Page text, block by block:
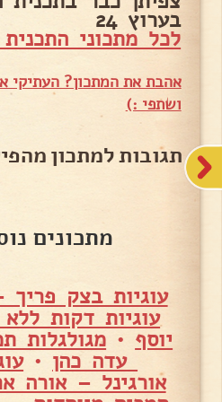
בערוץ 24
לכל מתכוני
אהבת את המתכון? העתיקי
ושתפי :)
תגובות למתכון
מתכונים
עוגיות בצק
עוגיות דקות
יוסף • מגולגלות
עדה כהן •
אורגינל – אורה